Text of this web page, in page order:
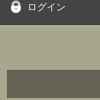
ログイン